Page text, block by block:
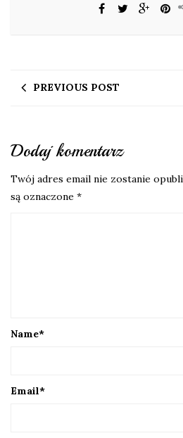
PREVIOUS POST
Dodaj komentarz
Twój adres email nie zostanie
są oznaczone *
Name*
Email*